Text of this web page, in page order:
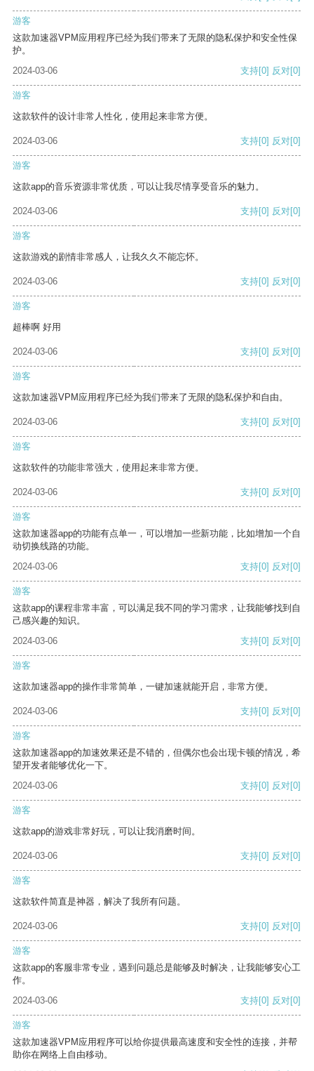
游客
这款加速器VPM应用程序已经为我们带来了无限的隐私保护和安全性保
护。
2024-03-06
支持[0] 反对[0]
游客
这款软件的设计非常人性化，使用起来非常方便。
2024-03-06 支持[0] 反对[0]
游客
这款app的音乐资源非常优质，可以让我尽情享受音乐的魅力。
2024-03-06 支持[0] 反对[0]
游客
这款游戏的剧情非常感人，让我久久不能忘怀。
2024-03-06 支持[0] 反对[0]
游客
超棒啊 好用
2024-03-06 支持[0] 反对[0]
游客
这款加速器VPM应用程序已经为我们带来了无限的隐私保护和自由。
2024-03-06 支持[0] 反对[0]
游客
这款软件的功能非常强大，使用起来非常方便。
2024-03-06 支持[0] 反对[0]
游客
这款加速器app的功能有点单一，可以增加一些新功能，比如增加一个自
动切换线路的功能。
2024-03-06
支持[0] 反对[0]
游客
这款app的课程非常丰富，可以满足我不同的学习需求，让我能够找到自
己感兴趣的知识。
2024-03-06
支持[0] 反对[0]
游客
这款加速器app的操作非常简单，一键加速就能开启，非常方便。
2024-03-06 支持[0] 反对[0]
游客
这款加速器app的加速效果还是不错的，但偶尔也会出现卡顿的情况，希
望开发者能够优化一下。
2024-03-06
支持[0] 反对[0]
游客
这款app的游戏非常好玩，可以让我消磨时间。
2024-03-06 支持[0] 反对[0]
游客
这款软件简直是神器，解决了我所有问题。
2024-03-06 支持[0] 反对[0]
游客
这款app的客服非常专业，遇到问题总是能够及时解决，让我能够安心工
作。
2024-03-06
支持[0] 反对[0]
游客
这款加速器VPM应用程序可以给你提供最高速度和安全性的连接，并帮
助你在网络上自由移动。